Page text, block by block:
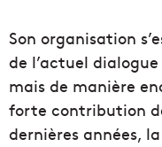
Son organisation
de l’actuel
mais de manière
forte contribution
dernières années,